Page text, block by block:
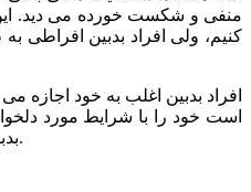
منفی و شکست خورده می دید. این
کنیم، ولی افراد بدبین افراطی
افراد بدبین اغلب به خود اجازه
است خود را با شرایط مورد
بدبینی شرح داده شده. ولی به خاطر بسپارید که نتایج این راه حل ها به یکباره اتفاق نمی افتند، بلکه آنها دستور العمل هایی هستند که باید در زندگی روزمره مرتباً به خود تلقین کنید.